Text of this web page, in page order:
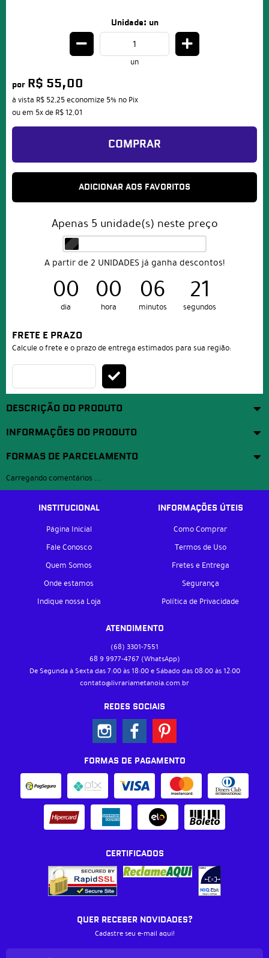
Unidade: un
un
por R$ 55,00
à vista R$ 52,25economize 5% no Pix
ou em 5xde R$ 12,01
COMPRAR
ADICIONAR AOS FAVORITOS
Apenas 5 unidade(s) neste preço
A partir de 2 UNIDADES já ganha descontos!
00
dia
00
hora
06
minutos
20
segundos
FRETE E PRAZO
Calcule o frete e o prazo de entrega estimados para sua região:
DESCRIÇÃO DO PRODUTO
INFORMAÇÕES DO PRODUTO
FORMAS DE PARCELAMENTO
Carregando comentários ...
INSTITUCIONAL
Página Inicial
Fale Conosco
Quem Somos
Onde estamos
Indique nossa Loja
INFORMAÇÕES ÚTEIS
Como Comprar
Termos de Uso
Fretes e Entrega
Segurança
Política de Privacidade
ATENDIMENTO
(68) 3301-7551
68 9 9977-4767 (WhatsApp)
De Segunda à Sexta das 7:00 às 18:00 e Sábado das 08:00 às 12:00
contato@livrariametanoia.com.br
REDES SOCIAIS
FORMAS DE PAGAMENTO
CERTIFICADOS
QUER RECEBER NOVIDADES?
Cadastre seu e-mail aqui!